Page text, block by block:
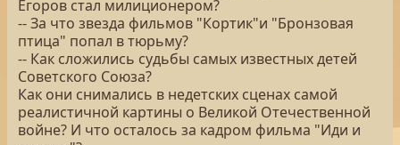
Егоров стал милиционером?
-- За что звезда фильмов "Кортик"и "Бронзовая
птица" попал в тюрьму?
-- Как сложились судьбы самых известных детей
Советского Союза?
Как они снимались в недетских сценах самой
реалистичной картины о Великой Отечественной
войне? И что осталось за кадром фильма "Иди и